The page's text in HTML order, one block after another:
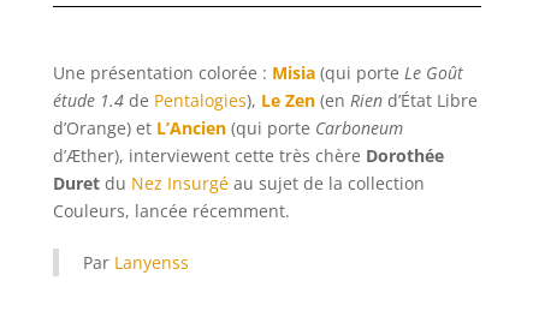
Une présentation colorée : Misia (qui porteLe Goût
étude 1.4de Pentalogies), Le Zen (enRien d’État Libre
d’Orange) et L’Ancien (qui porte Carboneum
d’Æther), interviewent cette très chère Dorothée
Duret du Nez Insurgé au sujet de la collection
Couleurs, lancée récemment.
Par Lanyenss